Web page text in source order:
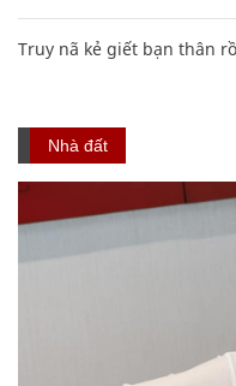
Truy nã kẻ giết bạn thân
Nhà đất